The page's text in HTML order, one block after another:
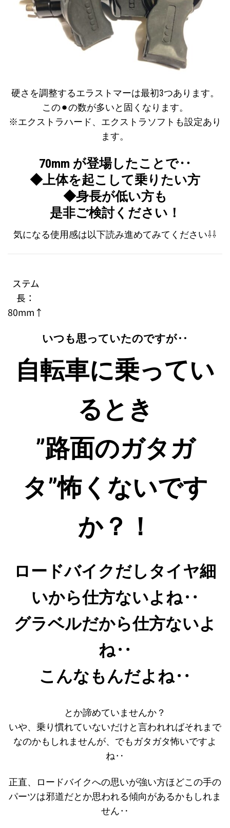
硬さを調整するエラストマーは最初3つあります。
この⚫︎の数が多いと固くなります。
※エクストラハード、エクストラソフトも設定あり
ます。
70mm が登場したことで‥
◆上体を起こして乗りたい方
◆身長が低い方も
是非ご検討ください！
気になる使用感は以下読み進めてみてください⇩⇩
ステム
長：
80mm↑
いつも思っていたのですが‥
自転車に乗ってい
るとき
”路面のガタガ
タ”怖くないです
か？！
ロードバイクだしタイヤ細
いから仕方ないよね‥
グラベルだから仕方ないよ
ね‥
こんなもんだよね‥
とか諦めていませんか？
いや、乗り慣れていないだけと言われればそれまで
なのかもしれませんが、でもガタガタ怖いですよ
ね‥
正直、ロードバイクへの思いが強い方ほどこの手の
パーツは邪道だとか思われる傾向があるかもしれま
せん‥